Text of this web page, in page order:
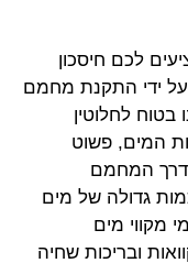
לכם חיסכון
ידי התקנת מחמם
לחלוטין
המים, פשוט
דרך המחמם
גדולה של מים
מקווי מים
ובריכות שחיה